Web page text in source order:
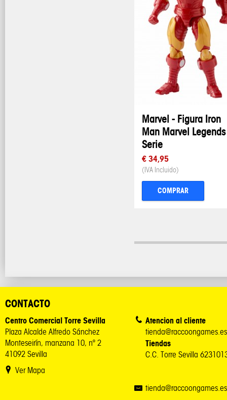
Marvel - Figura Iron
Man Marvel Legends
Serie
€ 34,95
(IVA Incluido)
COMPRAR
CONTACTO
Centro Comercial Torre Sevilla
Plaza Alcalde Alfredo Sánchez
Monteseirín, manzana 10, nº 2
41092 Sevilla
Ver Mapa
Atencion al cliente
tienda@raccoongames.es
Tiendas
C.C. Torre Sevilla
tienda@raccoongames.es